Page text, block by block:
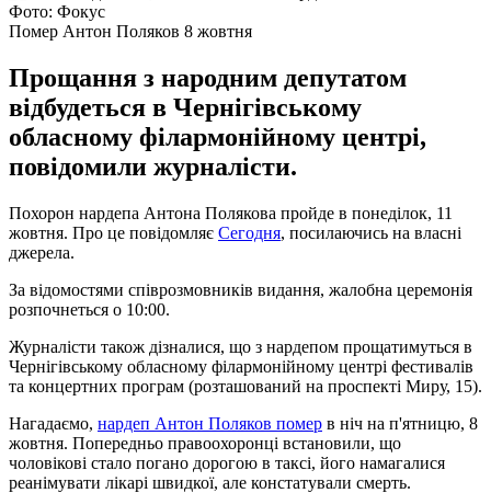
Фото: Фокус
Помер Антон Поляков 8 жовтня
Прощання з народним депутатом
відбудеться в Чернігівському
обласному філармонійному центрі,
повідомили журналісти.
Похорон нардепа Антона Полякова пройде в понеділок, 11
жовтня. Про це повідомляє Сегодня, посилаючись на власні
джерела.
За відомостями співрозмовників видання, жалобна церемонія
розпочнеться о 10:00.
Журналісти також дізналися, що з нардепом прощатимуться в
Чернігівському обласному філармонійному центрі фестивалів
та концертних програм (розташований на проспекті Миру, 15).
Нагадаємо, нардеп Антон Поляков помер в ніч на п'ятницю, 8
жовтня. Попередньо правоохоронці встановили, що
чоловікові стало погано дорогою в таксі, його намагалися
реанімувати лікарі швидкої, але констатували смерть.